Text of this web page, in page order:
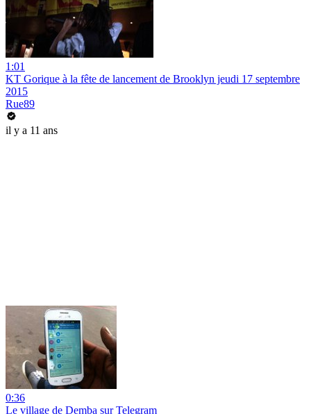
1:01
KT Gorique à la fête de lancement de Brooklyn jeudi 17 septembre
2015
Rue89
il y a 11 ans
0:36
Le village de Demba sur Telegram